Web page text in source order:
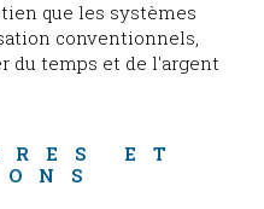
que les systèmes
conventionnels,
du temps et de l'argent
ET